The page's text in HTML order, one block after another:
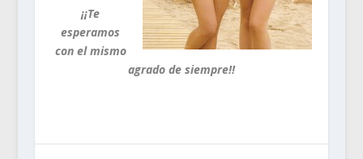
¡¡Te
esperamos
con el mismo
agrado de siempre!!